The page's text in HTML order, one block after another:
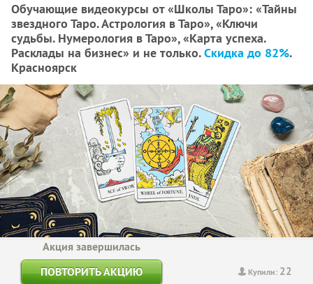
Обучающие видеокурсы от «Школы Таро»: «Тайны
звездного Таро. Астрология в Таро», «Ключи
судьбы. Нумерология в Таро», «Карта успеха.
Расклады на бизнес» и не только.Скидка до 82%.
Красноярск
Купили: 22
Акция завершилась
ПОВТОРИТЬ АКЦИЮ